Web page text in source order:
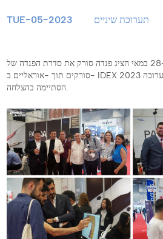
TUE-05-2023 תערוכת שיניים
בין התאריכים 25 ל -28 במאי הציג פנדה סורק את סדרת הפנדה של
סורקים תוך -אוראליים ב- IDEX 2023 באיסטנבול, טורקיה והתערוכה